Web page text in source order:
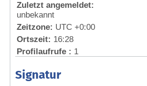
Zuletzt angemeldet:
unbekannt
Zeitzone: UTC +0:00
Ortszeit: 16:28
Profilaufrufe : 1
Signatur